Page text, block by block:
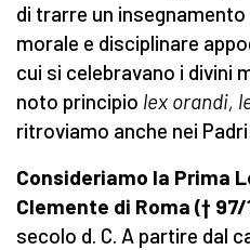
di trarre un
morale e disciplinare
cui si celebravano i divini
noto principio lex orandi,
ritroviamo anche nei
Consideriamo la Prima
Clemente di Roma († 97/
secolo d. C. A partire dal